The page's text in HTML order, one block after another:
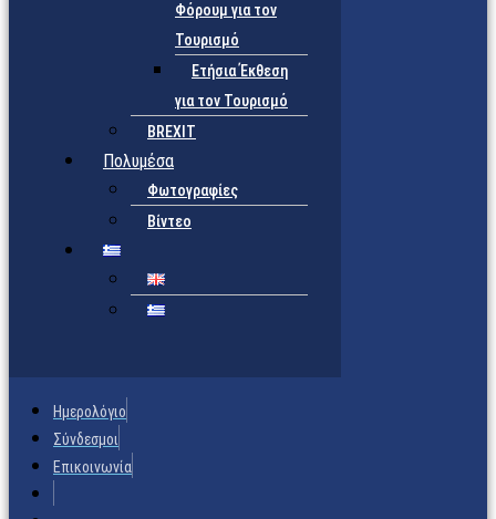
Φόρουμ για τον
Τουρισμό
Ετήσια Έκθεση
για τον Τουρισμό
BREXIT
Πολυμέσα
Φωτογραφίες
Βίντεο
Ημερολόγιο
Σύνδεσμοι
Επικοινωνία